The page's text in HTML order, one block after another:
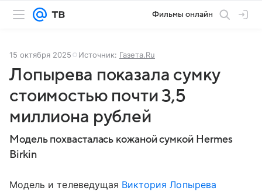
Фильмы онлайн
15 октября 2025 Источник: Газета.Ru
Лопырева показала сумку
стоимостью почти 3,5
миллиона рублей
Модель похвасталась кожаной сумкой Hermes
Birkin
Модель и телеведущая Виктория Лопырева